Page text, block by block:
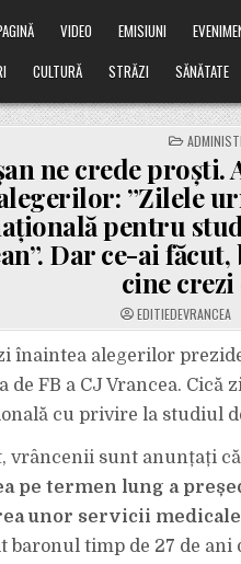
VIDEO EMISIUNI
CULTURĂ STRĂZI SĂNĂTATE
POSTED
IN
ne crede proști.
”Zilele
pentru
Dar ce-ai
cine crezi
EDITIEDEVRANCEA
înaintea alegerilor
de FB a CJ Vrancea.
cu privire la studiul
vrâncenii sunt anunțați
pe termen lung a
unor servicii
baronul timp de 27 de ani